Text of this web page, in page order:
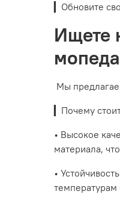
▎Обновите
Ищете
Мы
▎Почему
• Высокое
материала,
•
температурам